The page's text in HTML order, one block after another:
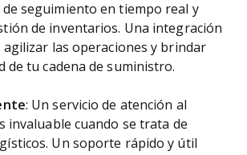
de seguimiento en tiempo real y
de inventarios. Una integración
agilizar las operaciones y brindar
de tu cadena de suministro.
: Un servicio de atención al
invaluable cuando se trata de
Un soporte rápido y útil